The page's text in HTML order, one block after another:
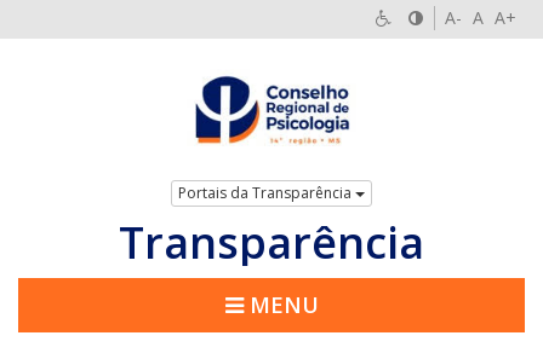
A- A A+
Portais da Transparência
Transparência
MENU